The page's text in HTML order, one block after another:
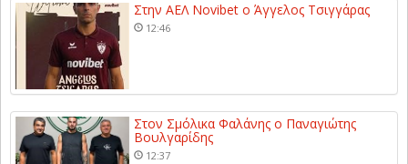
Στην ΑΕΛ Novibet ο Άγγελος Τσιγγάρας
12:46
Στον Σμόλικα Φαλάνης ο Παναγιώτης
Βουλγαρίδης
12:37